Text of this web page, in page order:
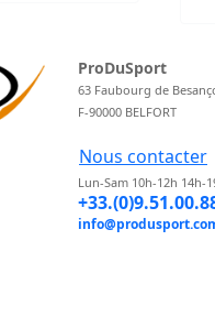
ProDuSport
63 Faubourg de
F-90000 BELFORT
Nous contacter
Lun-Sam 10h-12h 14h-